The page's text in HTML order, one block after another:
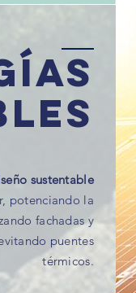
sustentable
potenciando la
fachadas y
puentes
térmicos.